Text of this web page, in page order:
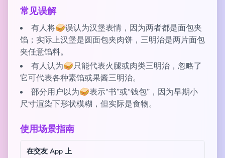
常见误解
有人将🥪误认为汉堡表情，因为两者都是面包夹
馅；实际上汉堡是圆面包夹肉饼，三明治是两片面包
夹任意馅料。
有人认为🥪只能代表火腿或肉类三明治，忽略了
它可代表各种素馅或果酱三明治。
部分用户以为🥪表示“书”或“钱包”，因为早期小
尺寸渲染下形状模糊，但实际是食物。
使用场景指南
在交友 App 上